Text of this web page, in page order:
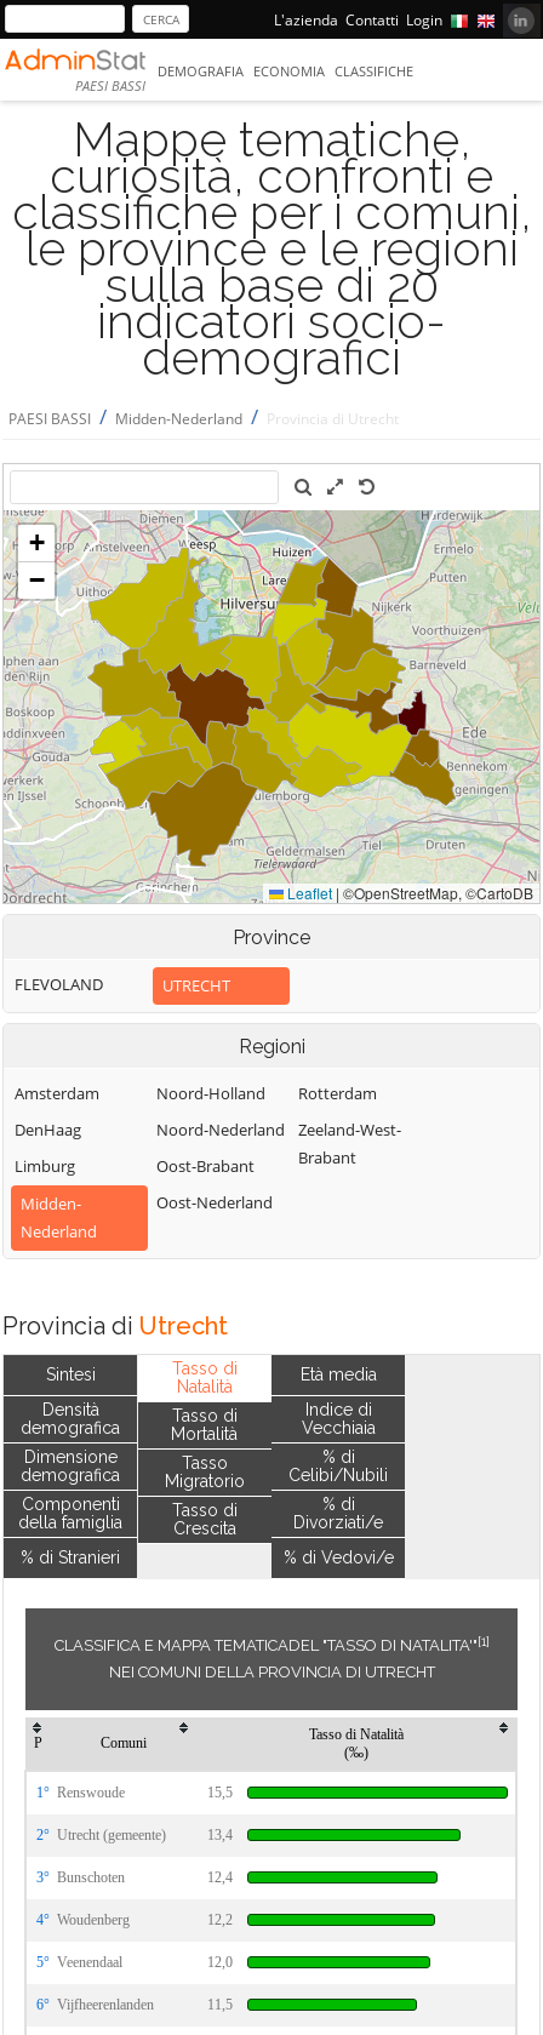
L'azienda Contatti Login
PAESI BASSI
DEMOGRAFIA ECONOMIA CLASSIFICHE
Mappe tematiche,
curiosità, confronti e
classifiche per i comuni,
le province e le regioni
sulla base di 20
indicatori socio-
demografici
PAESI BASSI / Midden-Nederland / Provincia di Utrecht
Province
FLEVOLAND UTRECHT
Regioni
Amsterdam
DenHaag
Limburg
Midden-
Nederland
Noord-Holland
Noord-Nederland
Oost-Brabant
Oost-Nederland
Rotterdam
Zeeland-West-
Brabant
Provincia di Utrecht
Sintesi
Densità
demografica
Dimensione
demografica
Componenti
della famiglia
% di Stranieri
Tasso di
Natalità
Tasso di
Mortalità
Tasso
Migratorio
Tasso di
Crescita
Età media
Indice di
Vecchiaia
% di
Celibi/Nubili
% di
Divorziati/e
% di Vedovi/e
CLASSIFICA E MAPPA TEMATICADEL "TASSO DI NATALITA'"[1]
NEI COMUNI DELLA PROVINCIA DI UTRECHT
P Comuni
Tasso di Natalità
(‰)
1° Renswoude 15,5
2° Utrecht (gemeente) 13,4
3° Bunschoten 12,4
4° Woudenberg 12,2
5° Veenendaal 12,0
6° Vijfheerenlanden 11,5